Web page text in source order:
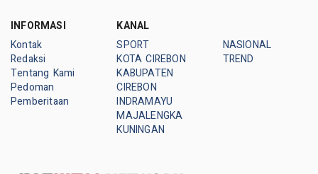
INFORMASI
Kontak
Redaksi
Tentang Kami
Pedoman
Pemberitaan
KANAL
SPORT
KOTA CIREBON
KABUPATEN
CIREBON
INDRAMAYU
MAJALENGKA
KUNINGAN
NASIONAL
TREND